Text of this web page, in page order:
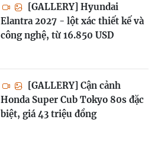
[GALLERY] Hyundai
Elantra 2027 - lột xác thiết kế và
công nghệ, từ 16.850 USD
[GALLERY] Cận cảnh
Honda Super Cub Tokyo 80s đặc
biệt, giá 43 triệu đồng